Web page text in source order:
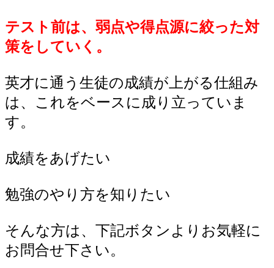
テスト前は、弱点や得点源に絞った対
策をしていく。
英才に通う生徒の成績が上がる仕組み
は、これをベースに成り立っていま
す。
成績をあげたい
勉強のやり方を知りたい
そんな方は、下記ボタンよりお気軽に
お問合せ下さい。